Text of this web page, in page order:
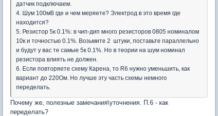
датчик подключаем.
4. Шум 100мВ где и чем меряете? Электрод в это время где
находится?
5. Резистор 5к 0.1%: в чип-дип много резисторов 0805 номиналом
10к и точностью 0.1%. Возьмите 2 штуки, поставьте параллельно
и будут у вас те самые 5к 0.1%. Но в теории на шум номинал
резистора влиять не должен.
6. Если повторяете схему Карена, то R6 нужно уменьшить, как
вариант до 220Ом. Но лучше эту часть схемы немного
переделать.
Почему же, полезные замечания\уточнения. П.6 - как
переделать?